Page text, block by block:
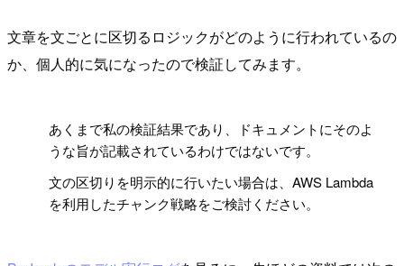
文章を文ごとに区切るロジックがどのように行われているの
か、個人的に気になったので検証してみます。
あくまで私の検証結果であり、ドキュメントにそのよ
うな旨が記載されているわけではないです。
文の区切りを明示的に行いたい場合は、AWS Lambda
を利用したチャンク戦略をご検討ください。